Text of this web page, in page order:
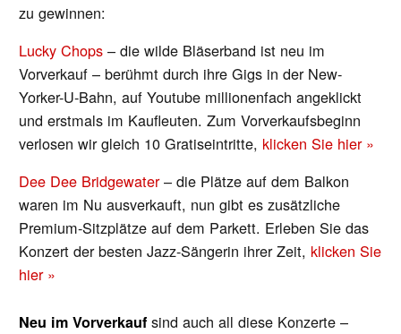
zu gewinnen:
Lucky Chops – die wilde Bläserband ist neu im
Vorverkauf – berühmt durch ihre Gigs in der New-
Yorker-U-Bahn, auf Youtube millionenfach angeklickt
und erstmals im Kaufleuten. Zum Vorverkaufsbeginn
verlosen wir gleich 10 Gratiseintritte, klicken Sie hier »
Dee Dee Bridgewater– die Plätze auf dem Balkon
waren im Nu ausverkauft, nun gibt es zusätzliche
Premium-Sitzplätze auf dem Parkett. Erleben Sie das
Konzert der besten Jazz-Sängerin ihrer Zeit, klicken Sie
hier »
Neu im Vorverkauf sind auch all diese Konzerte –